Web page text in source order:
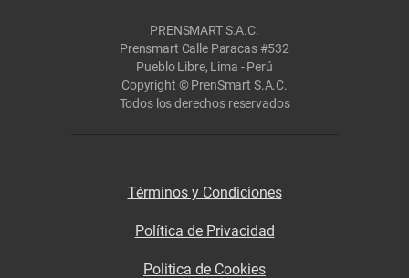
PRENSMART S.A.C.
Prensmart Calle Paracas #532
Pueblo Libre, Lima - Perú
Copyright © PrenSmart S.A.C.
Todos los derechos reservados
Términos y Condiciones
Política de Privacidad
Politica de Cookies